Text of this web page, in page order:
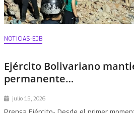
NOTICIAS-EJB
Ejército Bolivariano
permanente…
julio 15, 2026